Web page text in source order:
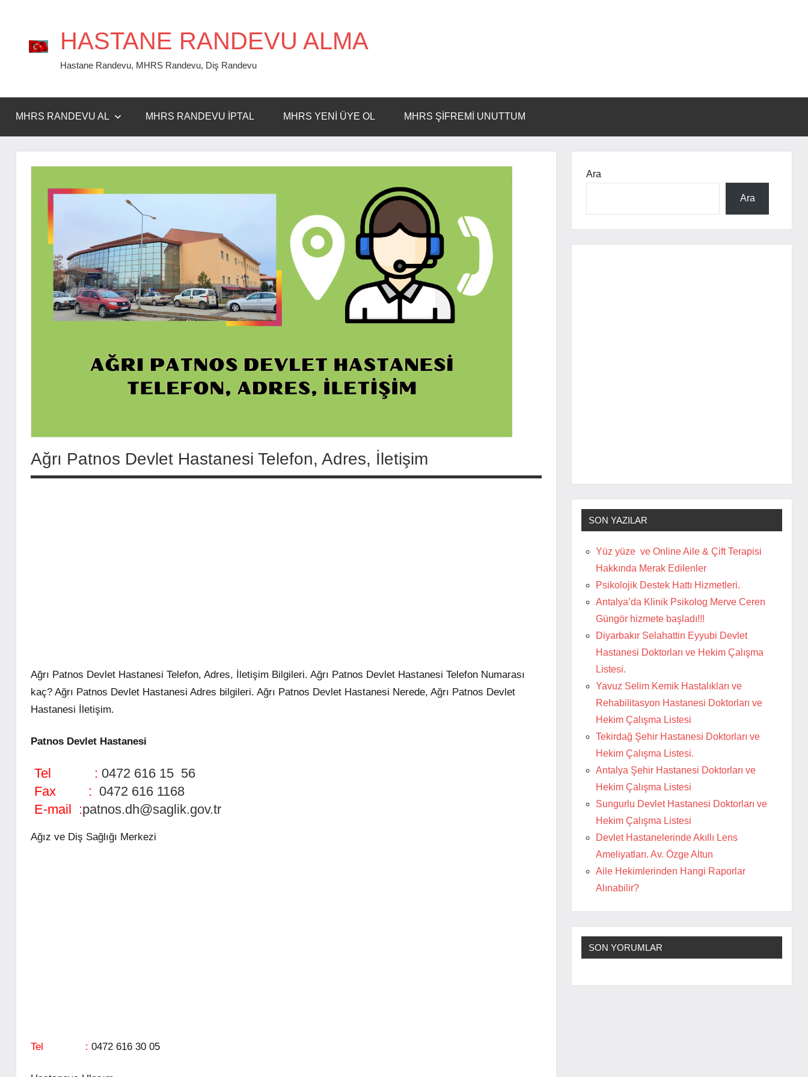
HASTANE RANDEVU ALMA
Hastane Randevu, MHRS Randevu, Diş Randevu
MHRS RANDEVU AL MHRS RANDEVU İPTAL MHRS YENI ÜYE OL MHRS ŞIFREMI UNUTTUM
Ağrı Patnos Devlet Hastanesi Telefon, Adres, İletişim
Ağrı Patnos Devlet Hastanesi Telefon, Adres, İletişim Bilgileri. Ağrı Patnos Devlet Hastanesi Telefon Numarası
kaç? Ağrı Patnos Devlet Hastanesi Adres bilgileri. Ağrı Patnos Devlet Hastanesi Nerede, Ağrı Patnos Devlet
Hastanesi İletişim.
Patnos Devlet Hastanesi
Tel : 0472 616 15 56
Fax : 0472 616 1168
E-mail :patnos.dh@saglik.gov.tr
Ağız ve Diş Sağlığı Merkezi
Tel : 0472 616 30 05
Ara
Ara
SON YAZILAR
Yüz yüze ve Online Aile & Çift Terapisi
Hakkında Merak Edilenler
Psikolojik Destek Hattı Hizmetleri.
Antalya’da Klinik Psikolog Merve Ceren
Güngör hizmete başladı!!!
Diyarbakır Selahattin Eyyubi Devlet
Hastanesi Doktorları ve Hekim Çalışma
Listesi.
Yavuz Selim Kemik Hastalıkları ve
Rehabilitasyon Hastanesi Doktorları ve
Hekim Çalışma Listesi
Tekirdağ Şehir Hastanesi Doktorları ve
Hekim Çalışma Listesi.
Antalya Şehir Hastanesi Doktorları ve
Hekim Çalışma Listesi
Sungurlu Devlet Hastanesi Doktorları ve
Hekim Çalışma Listesi
Devlet Hastanelerinde Akıllı Lens
Ameliyatları. Av. Özge Altun
Aile Hekimlerinden Hangi Raporlar
Alınabilir?
SON YORUMLAR